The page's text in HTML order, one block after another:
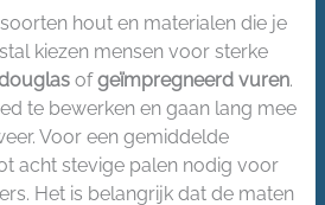
hout en materialen die je
kiezen mensen voor sterke
ofgeïmpregneerd vuren.
te bewerken en gaan lang mee
Voor een gemiddelde
acht stevige palen nodig voor
Het is belangrijk dat de maten